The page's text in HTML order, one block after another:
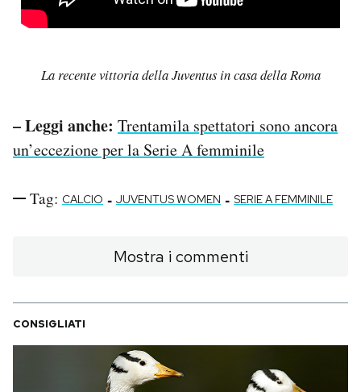
La recente vittoria della Juventus in casa della Roma
– Leggi anche: Trentamila spettatori sono ancora
un’eccezione per la Serie A femminile
Tag: CALCIO - JUVENTUS WOMEN - SERIE A FEMMINILE
Mostra i commenti
CONSIGLIATI